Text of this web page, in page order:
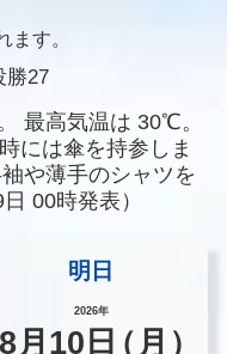
ます。
勝27
最高気温は 30℃。
には傘を持参しま
や薄手のシャツを
00時発表）
明日
2026年
8月 10 日（月）